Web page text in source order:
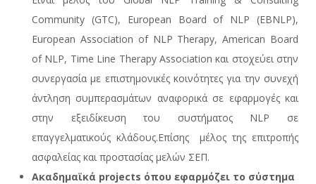
Community (GTC), European Board of NLP (EBNLP),
European Association of NLP Therapy, American Board
of NLP, Time Line Therapy Association και στοχεύει στην
συνεργασία με επιστημονικές κοινότητες για την συνεχή
άντληση συμπερασμάτων αναφορικά σε εφαρμογές και
στην εξειδίκευση του συστήματος NLP σε
επαγγελματικούς κλάδους.Επίσης μέλος της επιτροπής
ασφαλείας και προστασίας μελών ΣΕΠ.
Ακαδημαϊκά projects όπου εφαρμόζει το σύστημα